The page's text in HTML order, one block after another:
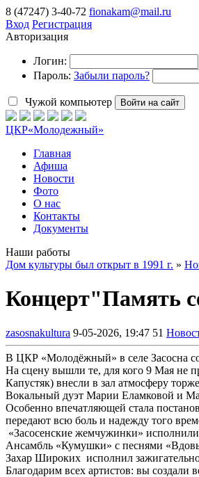
8 (47247) 3-40-72 fionakam@mail.ru
Вход Регистрация
Авторизация
Логин:
Пароль: Забыли пароль?
Чужой компьютер Войти на сайт
ЦКР«Молодежный»
Главная
Афиша
Новости
Фото
О нас
Контакты
Документы
Наши работы
Дом культуры был открыт в 1991 г. »
Концерт"Память
zasosnakultura 9-05-2026, 19:47 51
В ЦКР «Молодёжный» в селе Засосна
На сцену вышли те, для кого 9 Мая не
Капустяк) внесли в зал атмосферу
Вокальный дуэт Марии Еламковой и
Особенно впечатляющей стала
передают всю боль и надежду того
«Засосенские жемчужинки»
Ансамбль «Кумушки» с песнями
Захар Широких исполнил
Благодарим всех артистов: вы создали